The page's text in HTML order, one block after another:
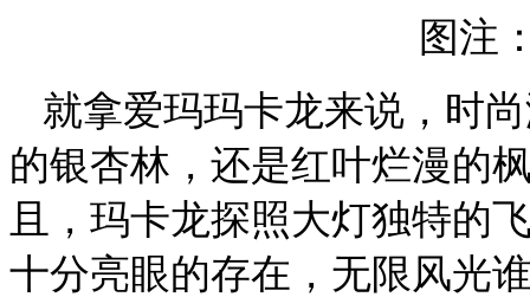
图注
就拿爱玛玛卡龙来说，时
的银杏林，还是红叶烂漫的
且，玛卡龙探照大灯独特的
十分亮眼的存在，无限风光